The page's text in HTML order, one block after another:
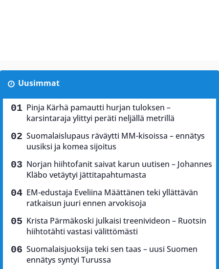
Uusimmat
Pinja Kärhä pamautti hurjan tuloksen –
karsintaraja ylittyi peräti neljällä metrillä
Suomalaislupaus räväytti MM-kisoissa – ennätys
uusiksi ja komea sijoitus
Norjan hiihtofanit saivat karun uutisen – Johannes
Kläbo vetäytyi jättitapahtumasta
EM-edustaja Eveliina Määttänen teki yllättävän
ratkaisun juuri ennen arvokisoja
Krista Pärmäkoski julkaisi treenivideon – Ruotsin
hiihtotähti vastasi välittömästi
Suomalaisjuoksija teki sen taas – uusi Suomen
ennätys syntyi Turussa